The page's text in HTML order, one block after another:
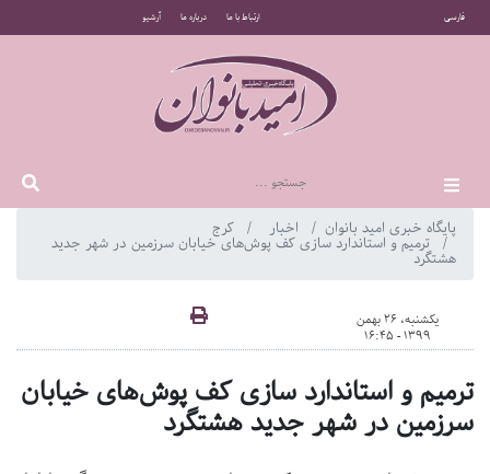
فارسی ارتباط با ما درباره ما آرشیو
پایگاه خبری امید بانوان اخبار کرج
ترمیم و استاندارد سازی کف پوش‌های خیابان سرزمین در شهر جدید
هشتگرد
یکشنبه، 26 بهمن
1399 - 16:45
ترمیم و استاندارد سازی کف پوش‌های خیابان
سرزمین در شهر جدید هشتگرد